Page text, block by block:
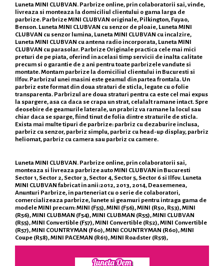
Luneta MINI CLUBVAN. Parbrize online, prin colaboratorii sai, vinde,
livreaza si monteaza la domiciliul clientului o gama larga de
parbrize. Parbrize MINI CLUBVAN originale, Pilkington, Fuyao,
Benson. Luneta MINI CLUBVAN cu senzor de ploaie, Luneta MINI
CLUBVAN cu senzor lumina, Luneta MINI CLUBVAN cu incalzire,
Luneta MINI CLUBVAN cu antena radio incorporata, Luneta MINI
CLUBVAN cu parasolar. Parbrize Originale practica cele mai mici
preturi de pe piata, oferind in acelasi timp servicii de inalta calitate
precum si o garantie de 2 ani pentru toate parbrizele vandute si
montate. Montam parbrize la domiciliul clientului in Bucuresti si
Ilfov. Parbrizul unei masini este geamul din partea frontala. Un
parbriz este format din doua straturi de sticla, legate cu o folie
transparenta. Parbrizul are doua straturi pentru ca este cel mai expus
la spargere, asa ca daca se crapa un strat, celalalt ramane intact. Spre
deosebire de geamurile laterale, un prabriz va ramane la locul sau
chiar daca se sparge, fiind tinut de folia dintre straturile de sticla.
Exista mai multe tipuri de parbrize: parbriz cu dezaburire inclusa,
parbriz cu senzor, parbriz simplu, parbriz cu head-up display, parbriz
heliomat, parbriz cu camera sau parbriz cu camere.
Luneta MINI CLUBVAN. Parbrize online, prin colaboratorii sai,
monteaza si livreaza parbrize auto MINI CLUBVAN in Bucuresti
Sector 1, Sector 2, Sector 3, Sector 4, Sector 5, Sector 6 si Ilfov. Luneta
MINI CLUBVAN fabricat in anii:2012, 2013, 2014, Deasemenea,
Anunturi Parbrize, in parteneriat cu o serie de colaboratori,
comercializeaza parbrize, lunete si geamuri pentru intraga gama de
modele MINI precum: MINI (F55), MINI (F56), MINI (R50, R53), MINI
(R56), MINI CLUBMAN (F54), MINI CLUBMAN (R55), MINI CLUBVAN
(R55), MINI Convertible (F57), MINI Convertible (R52), MINI Convertible
(R57), MINI COUNTRYMAN (F60), MINI COUNTRYMAN (R60), MINI
Coupe (R58), MINI PACEMAN (R61), MINI Roadster (R59),